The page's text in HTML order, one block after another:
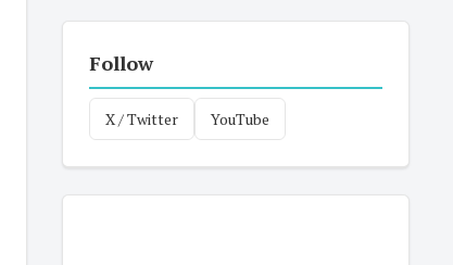
Follow
X / Twitter YouTube